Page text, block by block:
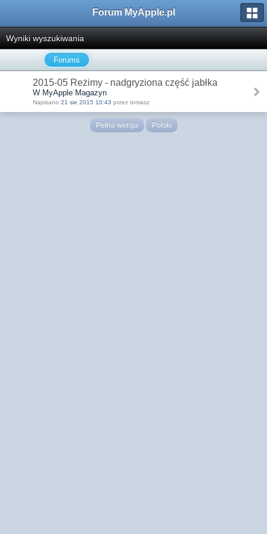
Forum MyApple.pl
Wyniki wyszukiwania
Forums
2015-05 Reżimy - nadgryziona część jabłka
W MyApple Magazyn
Napisano 21 sie 2015 10:43 przez tomasz
Pełna wersja Polski